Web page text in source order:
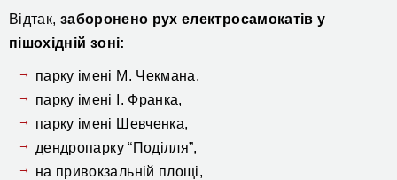
Відтак, заборонено рух електросамокатів у
пішохідній зоні:
парку імені М. Чекмана,
парку імені І. Франка,
парку імені Шевченка,
дендропарку “Поділля”,
на привокзальній площі,